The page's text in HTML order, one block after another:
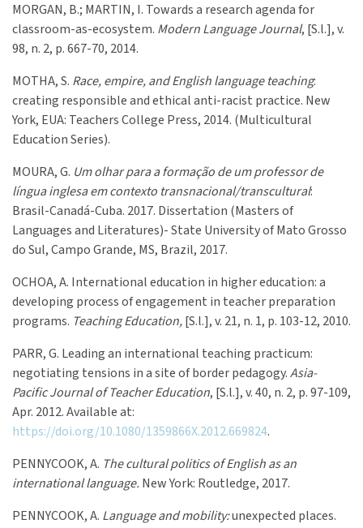
MORGAN, B.; MARTIN, I. Towards a research agenda for
classroom-as-ecosystem. Modern Language Journal, [S.l.], v.
98, n. 2, p. 667-70, 2014.
MOTHA, S. Race, empire, and English language teaching:
creating responsible and ethical anti-racist practice. New
York, EUA: Teachers College Press, 2014. (Multicultural
Education Series).
MOURA, G. Um olhar para a formação de um professor de
língua inglesa em contexto transnacional/transcultural:
Brasil-Canadá-Cuba. 2017. Dissertation (Masters of
Languages and Literatures)- State University of Mato Grosso
do Sul, Campo Grande, MS, Brazil, 2017.
OCHOA, A. International education in higher education: a
developing process of engagement in teacher preparation
programs. Teaching Education,[S.l.], v. 21, n. 1, p. 103-12, 2010.
PARR, G. Leading an international teaching practicum:
negotiating tensions in a site of border pedagogy.Asia-
Pacific Journal of Teacher Education, [S.l.], v. 40, n. 2, p. 97-109,
Apr. 2012. Available at:
https://doi.org/10.1080/1359866X.2012.669824.
PENNYCOOK, A. The cultural politics of English as an
international language. New York: Routledge, 2017.
PENNYCOOK, A. Language and mobility:unexpected places.